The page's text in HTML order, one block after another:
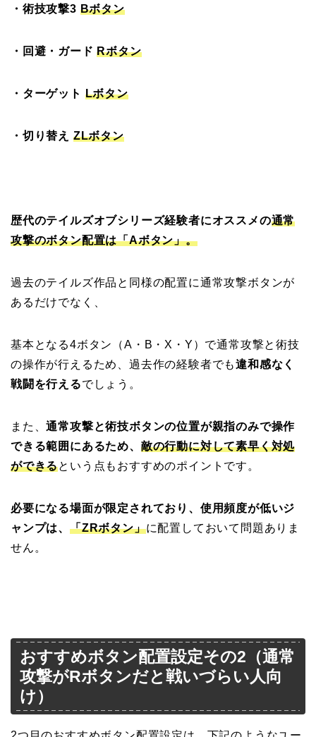
・術技攻撃3 Bボタン
・回避・ガードRボタン
・ターゲット Lボタン
・切り替え ZLボタン
歴代のテイルズオブシリーズ経験者にオススメの通常
攻撃のボタン配置は「Aボタン」。
過去のテイルズ作品と同様の配置に通常攻撃ボタンが
あるだけでなく、
基本となる4ボタン（A・B・X・Y）で通常攻撃と術技
の操作が行えるため、過去作の経験者でも違和感なく
戦闘を行えるでしょう。
また、通常攻撃と術技ボタンの位置が親指のみで操作
できる範囲にあるため、 敵の行動に対して素早く対処
ができるという点もおすすめのポイントです。
必要になる場面が限定されており、使用頻度が低いジ
ャンプは、 「ZRボタン」に配置しておいて問題ありま
せん。
おすすめボタン配置設定その2（通常
攻撃がRボタンだと戦いづらい人向
け）